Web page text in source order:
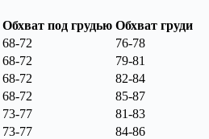
Обхват под грудью Обхват груди
68-72
76-78
68-72
79-81
68-72
82-84
68-72
85-87
73-77
81-83
73-77
84-86